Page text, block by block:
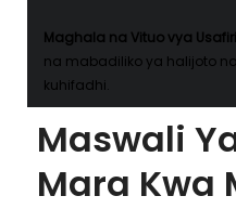
Maghala na Vituo vya
na mabadiliko ya halijoto
kuhifadhi.
Maswali
Mara Kwa